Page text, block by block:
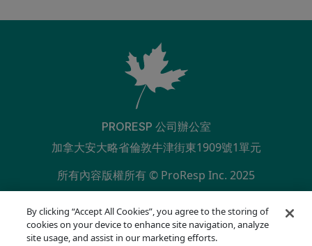
PRORESP 公司辦公室
加拿大安大略省倫敦牛津街東1909號1單元
所有內容版權所有 © ProResp Inc. 2025
SECONDARY MENU
隱私權政策
合規熱線
By clicking “Accept All Cookies”, you agree to the storing of
cookies on your device to enhance site navigation, analyze
site usage, and assist in our marketing efforts.